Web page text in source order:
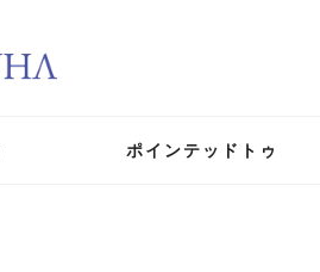
ポインテッドトゥ